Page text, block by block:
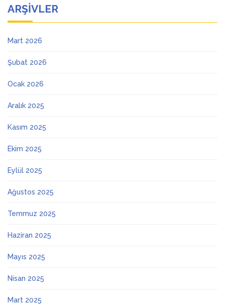
ARŞIVLER
Mart 2026
Şubat 2026
Ocak 2026
Aralık 2025
Kasım 2025
Ekim 2025
Eylül 2025
Ağustos 2025
Temmuz 2025
Haziran 2025
Mayıs 2025
Nisan 2025
Mart 2025